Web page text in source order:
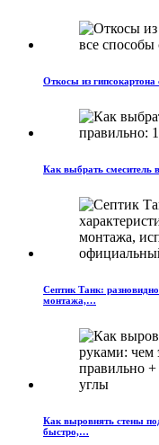
Откосы из
Как выбрать смеситель
Септик Танк:
монтажа,…
Как выровнять стены
быстро,…